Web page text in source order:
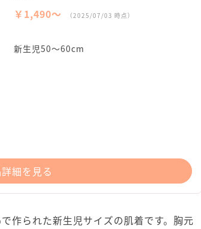
￥1,490〜
（2025/07/03 時点）
新生児50～60cm
細を見る
作られた新生児サイズの肌着です。胸元